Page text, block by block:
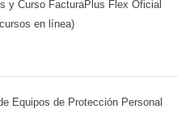
y Curso FacturaPlus Flex Oficial
en línea)
Equipos de Protección Personal